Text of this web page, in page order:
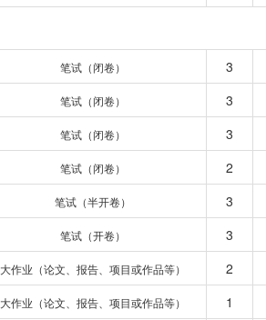
笔试（闭卷） 3
笔试（闭卷） 3
笔试（闭卷） 3
笔试（闭卷） 2
笔试（半开卷） 3
笔试（开卷） 3
大作业（论文、报告、项目或作品等） 2
大作业（论文、报告、项目或作品等） 1